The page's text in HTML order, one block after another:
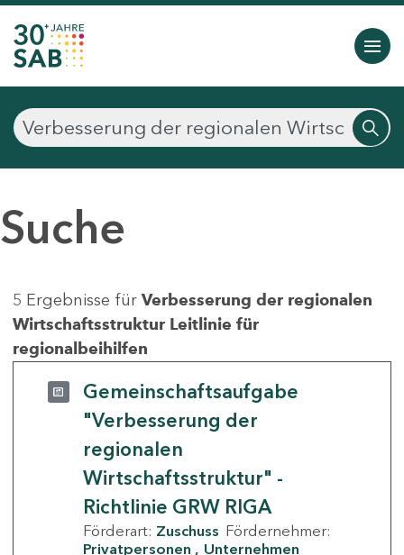
Suche
5 Ergebnisse für Verbesserung der regionalen
Wirtschaftsstruktur Leitlinie für
regionalbeihilfen
Gemeinschaftsaufgabe
"Verbesserung der
regionalen
Wirtschaftsstruktur" -
Richtlinie GRW RIGA
Förderart: Zuschuss Fördernehmer:
Privatpersonen
Unternehmen